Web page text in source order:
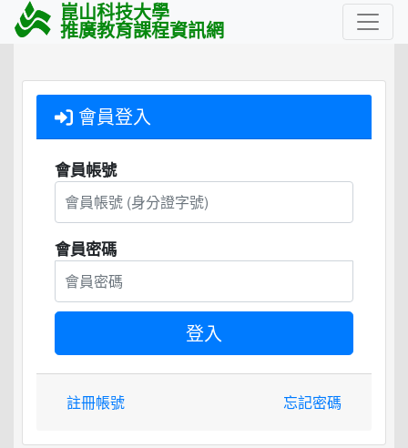
崑山科技大學
推廣教育課程資訊網
會員登入
會員帳號
會員密碼
註冊帳號 忘記密碼